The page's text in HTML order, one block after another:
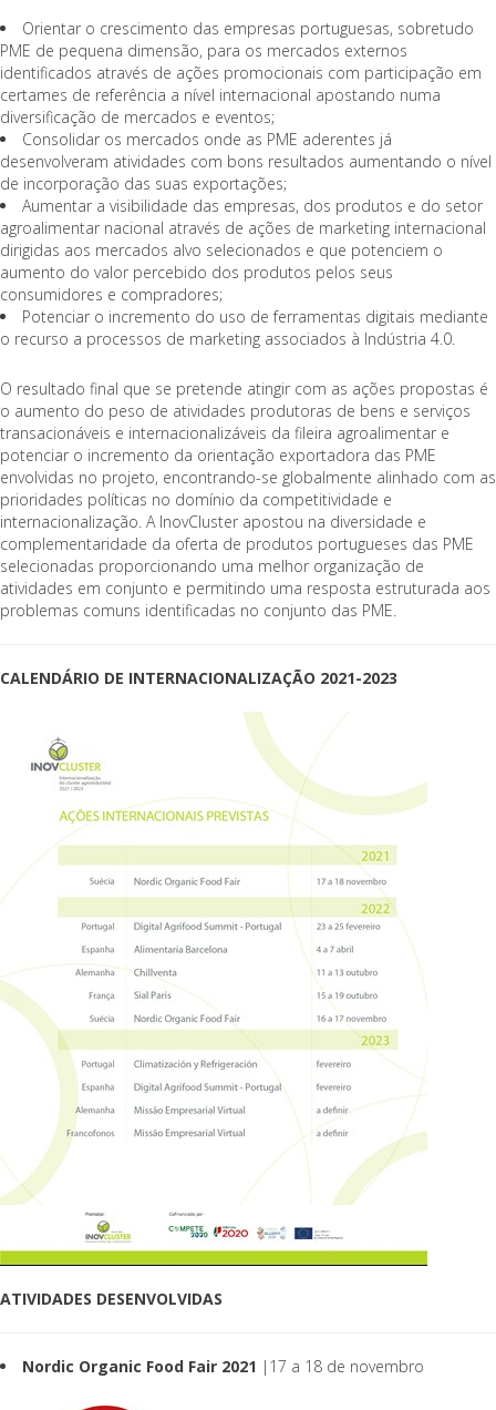
Orientar o crescimento das empresas portuguesas, sobretudo
PME de pequena dimensão, para os mercados externos
identificados através de ações promocionais com participação em
certames de referência a nível internacional apostando numa
diversificação de mercados e eventos;
Consolidar os mercados onde as PME aderentes já
desenvolveram atividades com bons resultados aumentando o nível
de incorporação das suas exportações;
Aumentar a visibilidade das empresas, dos produtos e do setor
agroalimentar nacional através de ações de marketing internacional
dirigidas aos mercados alvo selecionados e que potenciem o
aumento do valor percebido dos produtos pelos seus
consumidores e compradores;
Potenciar o incremento do uso de ferramentas digitais mediante
o recurso a processos de marketing associados à Indústria 4.0.
O resultado final que se pretende atingir com as ações propostas é
o aumento do peso de atividades produtoras de bens e serviços
transacionáveis e internacionalizáveis da fileira agroalimentar e
potenciar o incremento da orientação exportadora das PME
envolvidas no projeto, encontrando-se globalmente alinhado com as
prioridades políticas no domínio da competitividade e
internacionalização. A InovCluster apostou na diversidade e
complementaridade da oferta de produtos portugueses das PME
selecionadas proporcionando uma melhor organização de
atividades em conjunto e permitindo uma resposta estruturada aos
problemas comuns identificadas no conjunto das PME.
CALENDÁRIO DE INTERNACIONALIZAÇÃO 2021-2023
ATIVIDADES DESENVOLVIDAS
Nordic Organic Food Fair 2021 |17 a 18 de novembro